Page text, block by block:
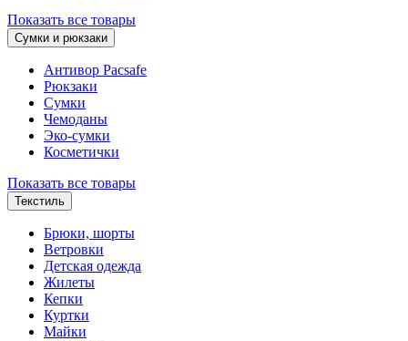
Показать все товары
Сумки и рюкзаки
Антивор Pacsafe
Рюкзаки
Сумки
Чемоданы
Эко-сумки
Косметички
Показать все товары
Текстиль
Брюки, шорты
Ветровки
Детская одежда
Жилеты
Кепки
Куртки
Майки